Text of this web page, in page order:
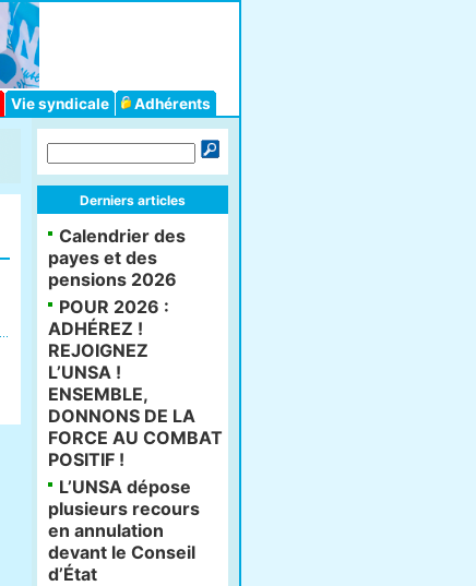
Vie syndicale Adhérents
Derniers articles
Calendrier des
payes et des
pensions 2026
POUR 2026 :
ADHÉREZ !
REJOIGNEZ
L’UNSA !
ENSEMBLE,
DONNONS DE LA
FORCE AU COMBAT
POSITIF !
L’UNSA dépose
plusieurs recours
en annulation
devant le Conseil
d’État